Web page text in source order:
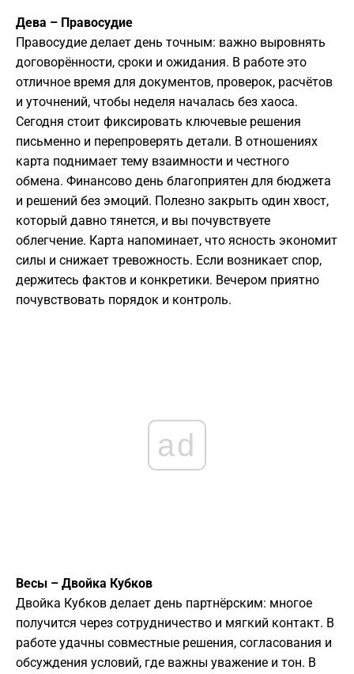
Дева – Правосудие
Правосудие делает день точным: важно выровнять
договорённости, сроки и ожидания. В работе это
отличное время для документов, проверок, расчётов
и уточнений, чтобы неделя началась без хаоса.
Сегодня стоит фиксировать ключевые решения
письменно и перепроверять детали. В отношениях
карта поднимает тему взаимности и честного
обмена. Финансово день благоприятен для бюджета
и решений без эмоций. Полезно закрыть один хвост,
который давно тянется, и вы почувствуете
облегчение. Карта напоминает, что ясность экономит
силы и снижает тревожность. Если возникает спор,
держитесь фактов и конкретики. Вечером приятно
почувствовать порядок и контроль.
ad
Весы – Двойка Кубков
Двойка Кубков делает день партнёрским: многое
получится через сотрудничество и мягкий контакт. В
работе удачны совместные решения, согласования и
обсуждения условий, где важны уважение и тон. В